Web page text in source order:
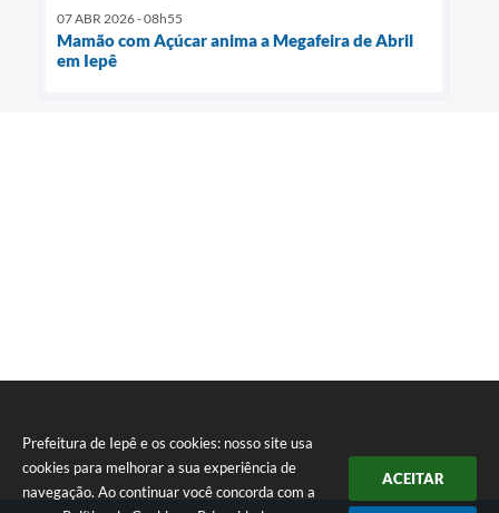
Prefeitura de Iepê e os cookies: nosso site usa
cookies para melhorar a sua experiência de
navegação. Ao continuar você concorda com a
ACEITAR
07 ABR 2026 - 08h55
Mamão com Açúcar anima a Megafeira de Abril
em Iepê